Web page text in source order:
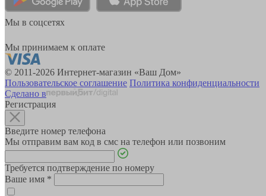
Мы в соцсетях
Мы принимаем к оплате
© 2011-2026 Интернет-магазин «Ваш Дом»
Пользовательское соглашение Политика конфиденциальности
Сделано в
Регистрация
Введите номер телефона
Мы отправим вам код в смс на телефон или позвоним
Требуется подтверждение по номеру
Ваше имя *